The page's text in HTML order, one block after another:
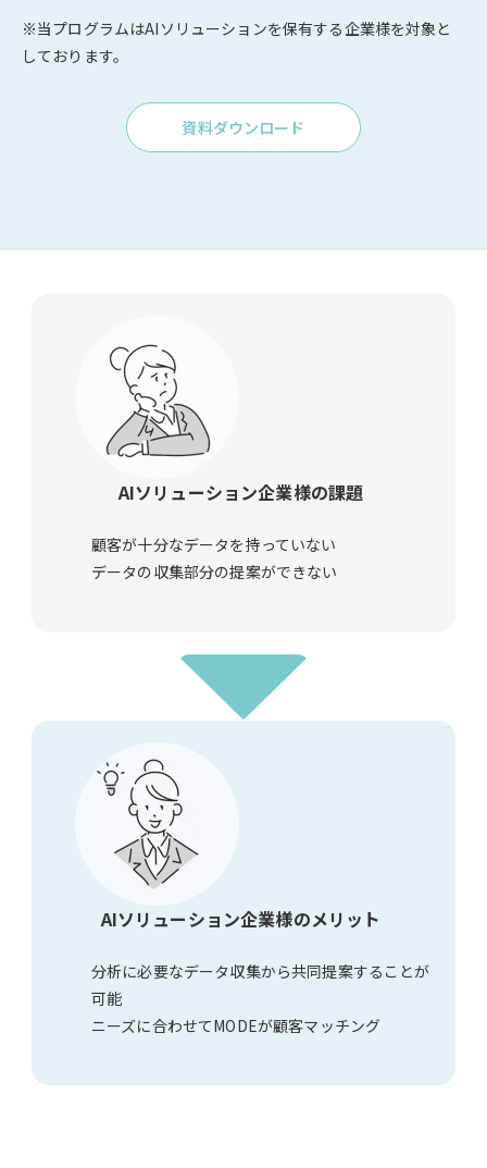
※当プログラムはAIソリューションを保有する企業様を対象と
しております。
資料ダウンロード
Click
to
ウ
AIソリューション企業様の課題
顧客が十分なデータを持っていない
データの収集部分の提案ができない
AIソリューション企業様のメリット
分析に必要なデータ収集から共同提案することが
可能
ニーズに合わせてMODEが顧客マッチング